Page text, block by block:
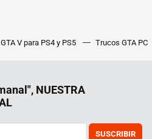
V para PS4 y PS5 Trucos GTA PC
NUESTRA
SUSCRIBIR